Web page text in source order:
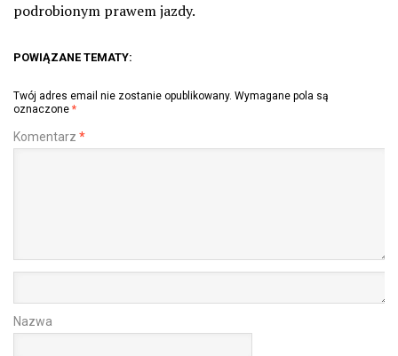
podrobionym prawem jazdy.
POWIĄZANE TEMATY:
Twój adres email nie zostanie opublikowany. Wymagane pola są
oznaczone *
Komentarz *
Nazwa